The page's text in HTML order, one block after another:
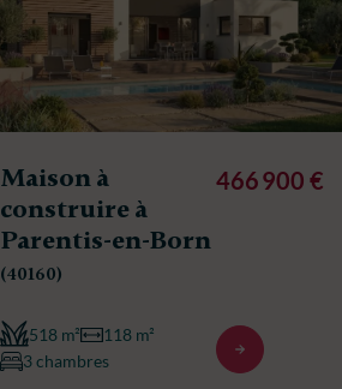
Maison à
construire à
Parentis-en-Born
(40160)
518 m²
118 m²
3 chambres
466 900 €